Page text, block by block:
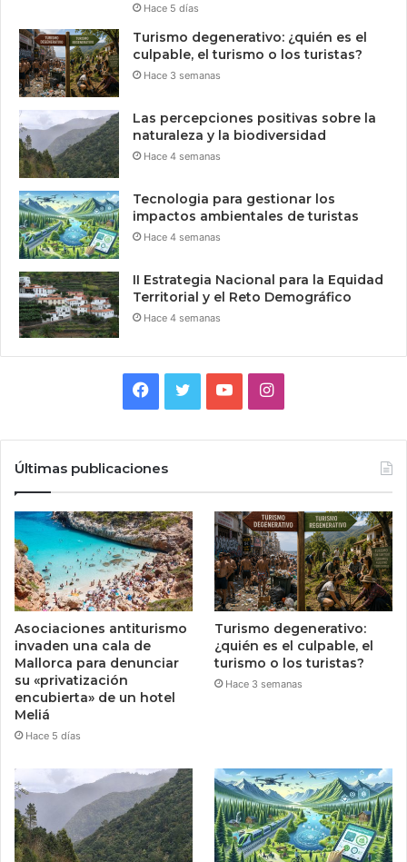
Hace 5 días
Turismo degenerativo: ¿quién es el
culpable, el turismo o los turistas?
Hace 3 semanas
Las percepciones positivas sobre la
naturaleza y la biodiversidad
Hace 4 semanas
Tecnologia para gestionar los
impactos ambientales de turistas
Hace 4 semanas
II Estrategia Nacional para la Equidad
Territorial y el Reto Demográfico
Hace 4 semanas
Facebook
TwitterYouTubeInstagram
Últimas publicaciones
Asociaciones antiturismo
invaden una cala de
Mallorca para denunciar
su «privatización
encubierta» de un hotel
Meliá
Hace 5 días
Turismo degenerativo:
¿quién es el culpable, el
turismo o los turistas?
Hace 3 semanas